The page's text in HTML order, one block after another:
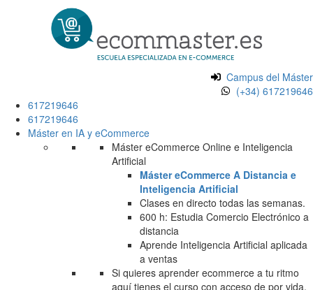
Campus del Máster
(+34) 617219646
617219646
617219646
Máster en IA y eCommerce
Máster eCommerce Online e Inteligencia
Artificial
Máster eCommerce A Distancia e
Inteligencia Artificial
Clases en directo todas las semanas.
600 h: Estudia Comercio Electrónico a
distancia
Aprende Inteligencia Artificial aplicada
a ventas
Si quieres aprender ecommerce a tu ritmo
aquí tienes el curso con acceso de por vida.